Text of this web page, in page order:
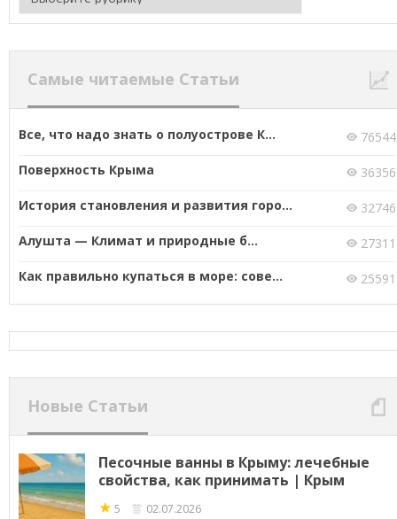
Самые читаемые Статьи
Все, что надо знать о полуострове К...
76544
Поверхность Крыма
36356
История становления и развития горо...
32746
Алушта — Климат и природные б...
27311
Как правильно купаться в море: сове...
25591
Новые Статьи
Песочные ванны в Крыму: лечебные
свойства, как принимать | Крым
★ 5 02.07.2026